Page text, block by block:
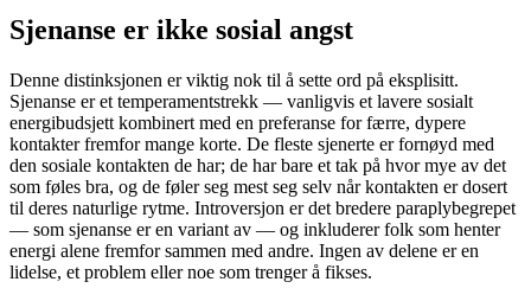
Sjenanse er ikke sosial angst
Denne distinksjonen er viktig nok til å sette ord på eksplisitt.
Sjenanse er et temperamentstrekk — vanligvis et lavere sosialt
energibudsjett kombinert med en preferanse for færre, dypere
kontakter fremfor mange korte. De fleste sjenerte er fornøyd med
den sosiale kontakten de har; de har bare et tak på hvor mye av det
som føles bra, og de føler seg mest seg selv når kontakten er dosert
til deres naturlige rytme. Introversjon er det bredere paraplybegrepet
— som sjenanse er en variant av — og inkluderer folk som henter
energi alene fremfor sammen med andre. Ingen av delene er en
lidelse, et problem eller noe som trenger å fikses.